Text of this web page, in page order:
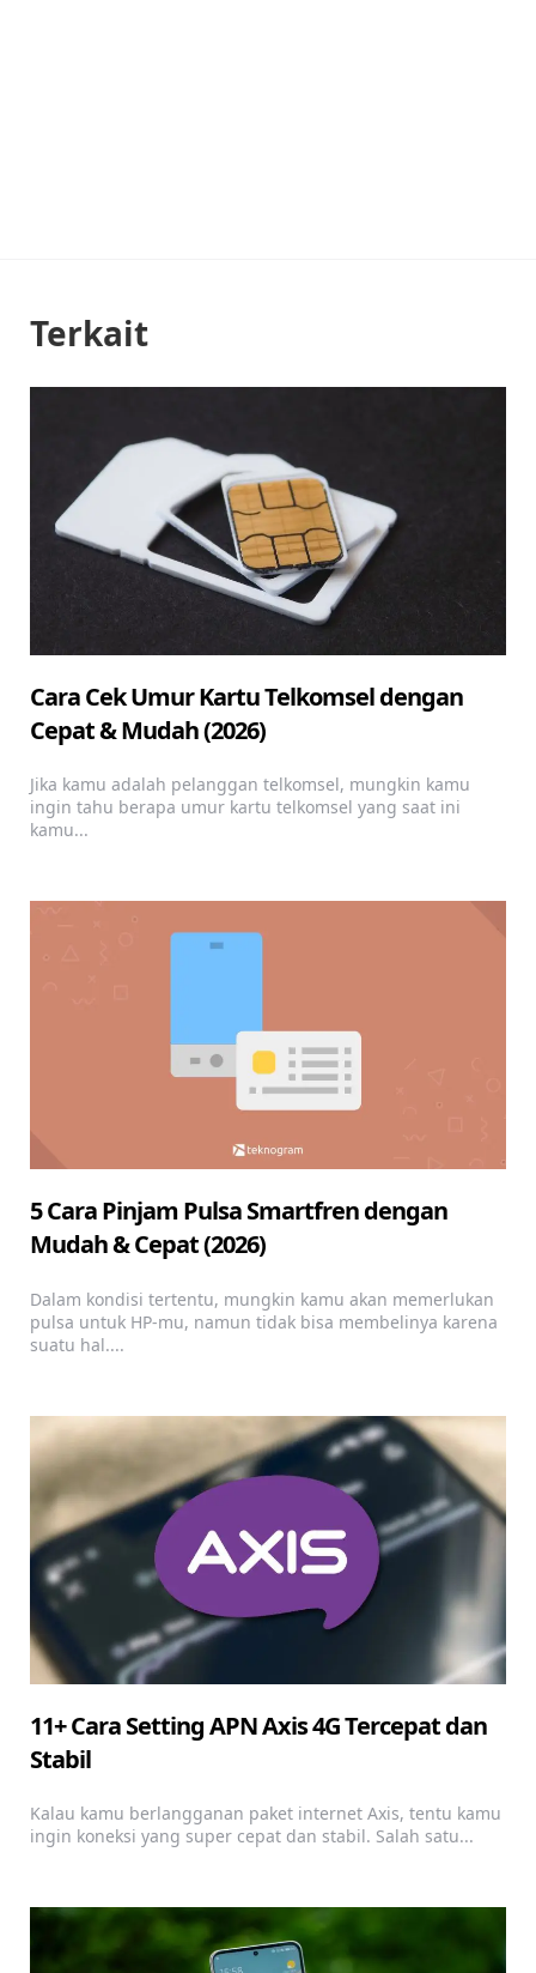
Terkait
Cara Cek Umur Kartu Telkomsel dengan
Cepat & Mudah (2026)
Jika kamu adalah pelanggan telkomsel, mungkin kamu
ingin tahu berapa umur kartu telkomsel yang saat ini
kamu...
5 Cara Pinjam Pulsa Smartfren dengan
Mudah & Cepat (2026)
Dalam kondisi tertentu, mungkin kamu akan memerlukan
pulsa untuk HP-mu, namun tidak bisa membelinya karena
suatu hal....
11+ Cara Setting APN Axis 4G Tercepat dan
Stabil
Kalau kamu berlangganan paket internet Axis, tentu kamu
ingin koneksi yang super cepat dan stabil. Salah satu...